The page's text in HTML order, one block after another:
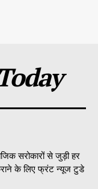
सरोकारों से जुड़ी हर
के लिए फ्रंट न्यूज टुडे